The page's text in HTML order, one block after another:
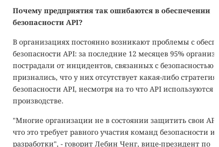
Почему предприятия так ошибаются в обеспечении
безопасности API?
В организациях постоянно возникают проблемы с
безопасности API: за последние 12 месяцев 95%
пострадали от инцидентов, связанных с безопасностью
признались, что у них отсутствует какая-либо стратегия
безопасности API, несмотря на то что API используются в
производстве.
"Многие организации не в состоянии защитить свои
что это требует равного участия команд безопасности и
разработки", - говорит Лебин Ченг, вице-президент по